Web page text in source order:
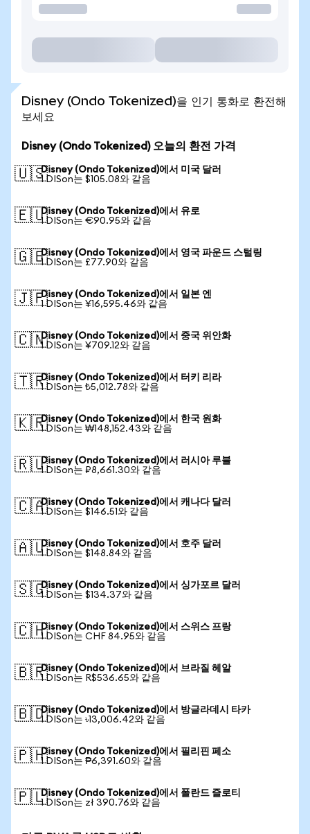
Disney (Ondo Tokenized)을 인기 통화로 환전해
보세요
Disney (Ondo Tokenized) 오늘의 환전 가격
🇺🇸Disney (Ondo Tokenized)에서 미국 달러
1 DISon는 $105.08와 같음
🇪🇺Disney (Ondo Tokenized)에서 유로
1 DISon는 €90.95와 같음
🇬🇧Disney (Ondo Tokenized)에서 영국 파운드 스털링
1 DISon는 £77.90와 같음
🇯🇵Disney (Ondo Tokenized)에서 일본 엔
1 DISon는 ¥16,595.46와 같음
🇨🇳Disney (Ondo Tokenized)에서 중국 위안화
1 DISon는 ¥709.12와 같음
🇹🇷Disney (Ondo Tokenized)에서 터키 리라
1 DISon는 ₺5,012.78와 같음
🇰🇷Disney (Ondo Tokenized)에서 한국 원화
1 DISon는 ₩148,152.43와 같음
🇷🇺Disney (Ondo Tokenized)에서 러시아 루블
1 DISon는 ₽8,661.30와 같음
🇨🇦Disney (Ondo Tokenized)에서 캐나다 달러
1 DISon는 $146.51와 같음
🇦🇺Disney (Ondo Tokenized)에서 호주 달러
1 DISon는 $148.84와 같음
🇸🇬Disney (Ondo Tokenized)에서 싱가포르 달러
1 DISon는 $134.37와 같음
🇨🇭Disney (Ondo Tokenized)에서 스위스 프랑
1 DISon는 CHF 84.95와 같음
🇧🇷Disney (Ondo Tokenized)에서 브라질 헤알
1 DISon는 R$536.65와 같음
🇧🇩Disney (Ondo Tokenized)에서 방글라데시 타카
1 DISon는 ৳13,006.42와 같음
🇵🇭Disney (Ondo Tokenized)에서 필리핀 페소
1 DISon는 ₱6,391.60와 같음
🇵🇱Disney (Ondo Tokenized)에서 폴란드 즐로티
1 DISon는 zł 390.76와 같음